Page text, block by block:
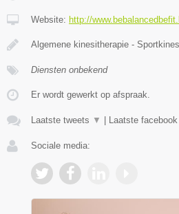
Website: http://
Algemene kinesitherapie -
Diensten onbekend
Er wordt gewerkt op afspraak.
Laatste tweets ▼ | Laatste
Sociale media: